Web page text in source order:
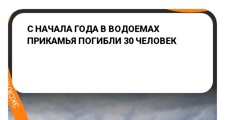
С НАЧАЛА ГОДА В ВОДОЕМАХ
ПРИКАМЬЯ ПОГИБЛИ 30 ЧЕЛОВЕК